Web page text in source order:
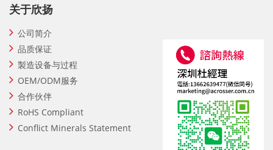
关于欣扬
公司简介
品质保证
製造设备与过程
OEM/ODM服务
合作伙伴
RoHS Compliant
Conflict Minerals Statement